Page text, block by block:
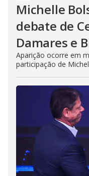
Michelle
debate de
Damares e
Aparição ocorre em
participação de